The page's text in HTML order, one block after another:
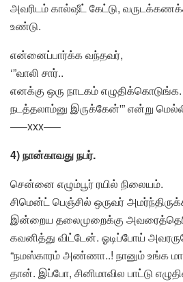
அவரிடம் கால்ஷீட் கேட்டு,
உண்டு.
என்னைப்பார்க்க வந்தவர்,
‘”வாலி சார்..
எனக்கு ஒரு நாடகம் எழுதிக்கொடுங்க.
நடத்தலாம்னு இருக்கேன்'” என்று
—–xxx—–
4) நான்காவது நபர்.
சென்னை எழும்பூர் ரயில் நிலையம்.
சிமென்ட் பெஞ்சில் ஒருவர்
இன்றைய தலைமுறைக்கு
கவனித்து விட்டேன். ஓடிப்போய்
“நமஸ்காரம் அண்ணா..! நானும் உங்க
தான். இப்போ, சினிமாவில பாட்டு